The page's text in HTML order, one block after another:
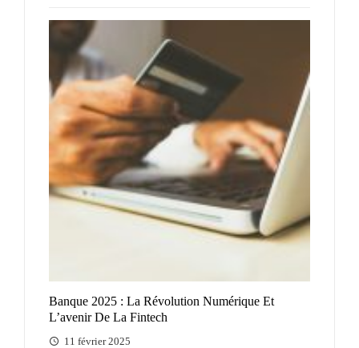
Banque 2025 : La Révolution Numérique Et
L’avenir De La Fintech
11 février 2025